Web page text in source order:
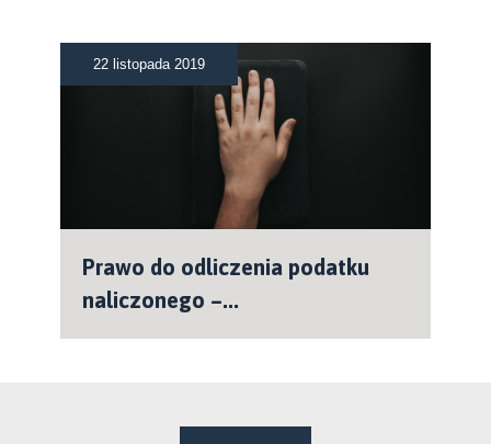
22 listopada 2019
Prawo do odliczenia podatku
naliczonego –...